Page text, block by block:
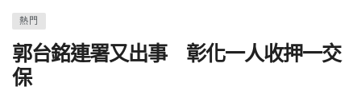
熱門
郭台銘連署又出事 彰化一人收押一交
保